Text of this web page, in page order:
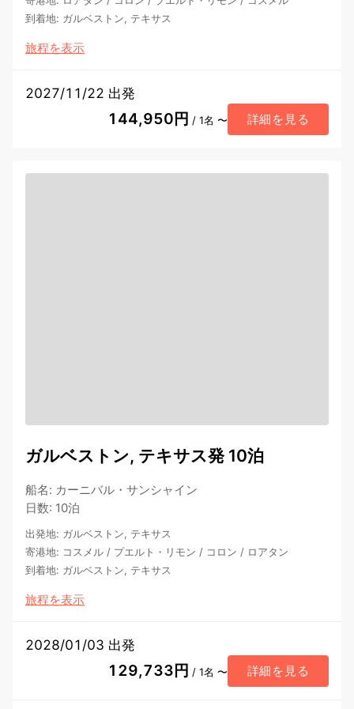
到着地: ガルベストン, テキサス
旅程を表示
2027/11/22 出発
144,950円 / 1名 〜 詳細を見る
ガルベストン, テキサス発 10泊
船名: カーニバル・サンシャイン
日数: 10泊
出発地: ガルベストン, テキサス
寄港地: コスメル / プエルト・リモン / コロン / ロアタン
到着地: ガルベストン, テキサス
旅程を表示
2028/01/03 出発
129,733円 / 1名 〜 詳細を見る